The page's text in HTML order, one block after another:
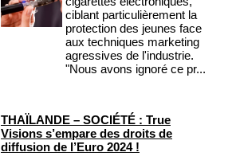
ciblant particulièrement la
protection des jeunes face
aux techniques marketing
agressives de l'industrie.
"Nous avons ignoré ce pr...
THAÏLANDE – SOCIÉTÉ : True
Visions s’empare des droits de
diffusion de l’Euro 2024 !